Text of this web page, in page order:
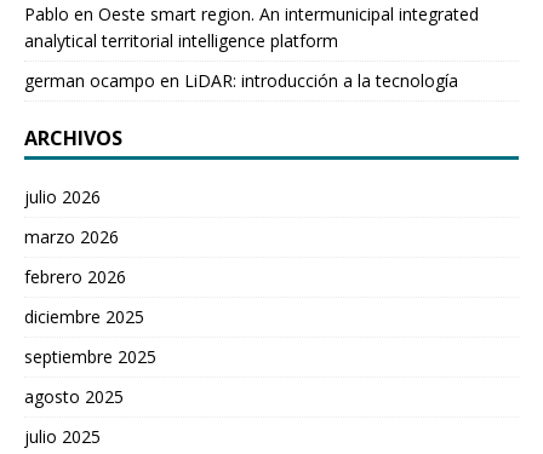
Pablo en Oeste smart region. An intermunicipal integrated
analytical territorial intelligence platform
german ocampo en LiDAR: introducción a la tecnología
ARCHIVOS
julio 2026
marzo 2026
febrero 2026
diciembre 2025
septiembre 2025
agosto 2025
julio 2025